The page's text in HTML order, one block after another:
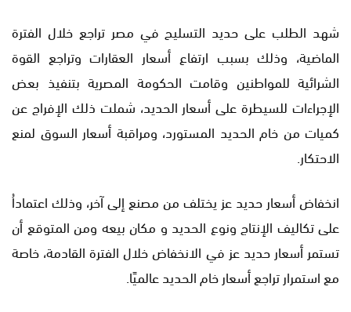
شهد الطلب على حديد التسليح في مصر تراجع خلال الفترة
الماضية، وذلك بسبب ارتفاع أسعار العقارات وتراجع القوة
الشرائية للمواطنين وقامت الحكومة المصرية بتنفيذ بعض
الإجراءات للسيطرة على أسعار الحديد، شملت ذلك الإفراج عن
كميات من خام الحديد المستورد، ومراقبة أسعار السوق لمنع
الاحتكار.
انخفاض أسعار حديد عز يختلف من مصنع إلى آخر، وذلك اعتماداُ
على تكاليف الإنتاج ونوع الحديد و مكان بيعه ومن المتوقع أن
تستمر أسعار حديد عز في الانخفاض خلال الفترة القادمة، خاصة
مع استمرار تراجع أسعار خام الحديد عالميًا.